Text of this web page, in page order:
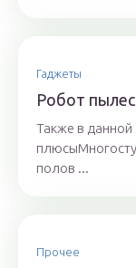
Гаджеты
Робот
Также в
полов ...
Прочее